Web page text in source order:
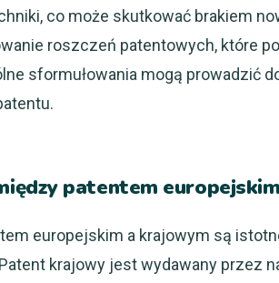
co może skutkować brakiem
roszczeń patentowych, które
sformułowania mogą prowadzić
patentem
europejskim a krajowym są
krajowy jest wydawany przez